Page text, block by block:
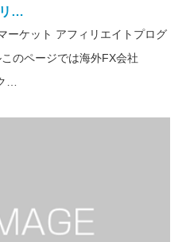
リ…
ーケット アフィリエイトプログ
のページでは海外FX会社
…